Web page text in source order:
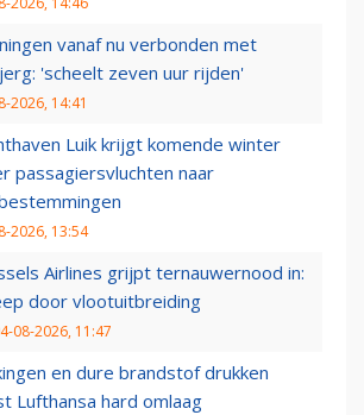
vanaf nu verbonden met
'scheelt zeven uur rijden'
2026, 14:41
Luik krijgt komende winter
passagiersvluchten naar
2026, 13:54
Airlines grijpt ternauwernood in:
door vlootuitbreiding
08-2026, 11:47
en dure brandstof drukken
Lufthansa hard omlaag